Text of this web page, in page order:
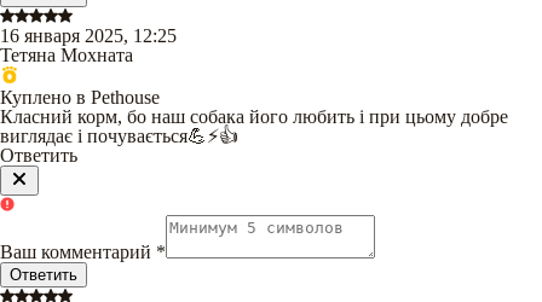
16 января 2025, 12:25
Тетяна Мохната
Куплено в Pethouse
Класний корм, бо наш собака його любить і при цьому добре
виглядає і почувається💪⚡️👍
Ответить
Ваш комментарий *
Ответить